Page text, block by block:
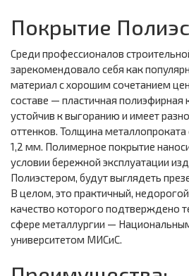
Покрытие
Среди профессионалов
зарекомендовало себя как
материал с хорошим сочетанием
составе — пластичная полиэфирная
устойчив к выгоранию и имеет
оттенков. Толщина металлопроката
1,2 мм. Полимерное покрытие
условии бережной эксплуатации
Полиэстером, будут выглядеть
В целом, это практичный,
качество которого подтверждено
сфере металлургии —
университетом МИСиС.